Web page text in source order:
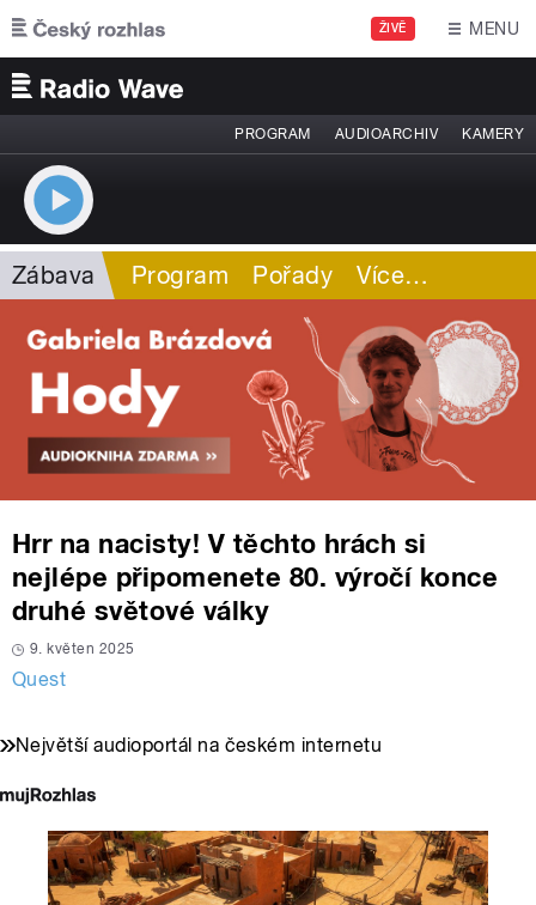
Přejít k hlavnímu obsahu
ŽIVĚ MENU
PROGRAM AUDIOARCHIV KAMERY
Zábava Program Pořady Více…
Hrr na nacisty! V těchto hrách si
nejlépe připomenete 80. výročí konce
druhé světové války
9. květen 2025
Quest
Největší audioportál na českém internetu